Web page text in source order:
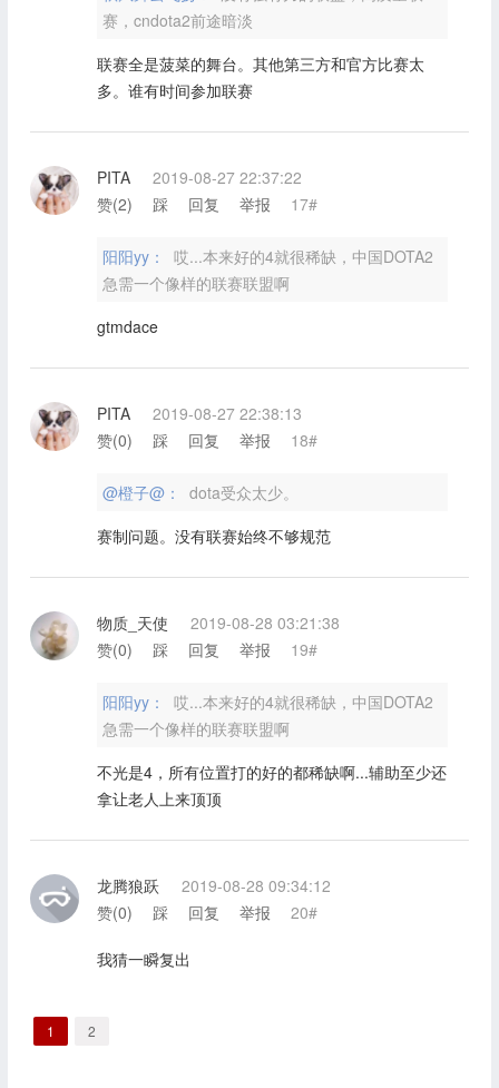
赛，cndota2前途暗淡
联赛全是菠菜的舞台。其他第三方和官方比赛太
多。谁有时间参加联赛
PITA
2019-08-27 22:37:22
赞(2) 踩 回复 举报 17#
阳阳yy：
哎...本来好的4就很稀缺，中国DOTA2
急需一个像样的联赛联盟啊
gtmdace
PITA
2019-08-27 22:38:13
赞(0) 踩 回复 举报 18#
@橙子@：
dota受众太少。
赛制问题。没有联赛始终不够规范
物质_天使
2019-08-28 03:21:38
赞(0) 踩 回复 举报 19#
阳阳yy：
哎...本来好的4就很稀缺，中国DOTA2
急需一个像样的联赛联盟啊
不光是4，所有位置打的好的都稀缺啊...辅助至少还
拿让老人上来顶顶
龙腾狼跃
2019-08-28 09:34:12
赞(0) 踩 回复 举报 20#
我猜一瞬复出
1 2